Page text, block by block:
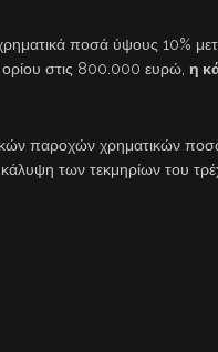
ποσά ύψους 10%
στις 800.000 ευρώ, η
παροχών χρηματικών
κάλυψη των τεκμηρίων του